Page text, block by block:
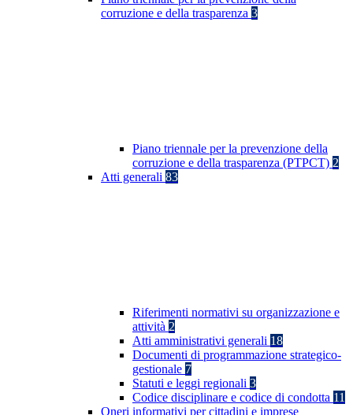
corruzione e della trasparenza 3
Piano triennale per la prevenzione della
corruzione e della trasparenza (PTPCT) 2
Atti generali 83
Riferimenti normativi su organizzazione e
attività 2
Atti amministrativi generali 18
Documenti di programmazione strategico-
gestionale 7
Statuti e leggi regionali 3
Codice disciplinare e codice di condotta 11
Oneri informativi per cittadini e imprese